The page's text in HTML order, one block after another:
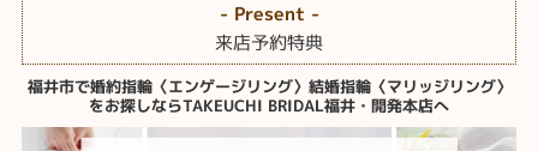
- Present -
来店予約特典
福井市で婚約指輪〈エンゲージリング〉結婚指輪〈マリッジリング〉
をお探しならTAKEUCHI BRIDAL福井・開発本店へ